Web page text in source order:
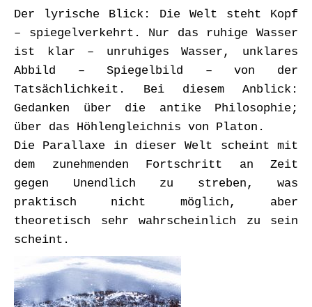
Der lyrische Blick: Die Welt steht Kopf
– spiegelverkehrt. Nur das ruhige Wasser
ist klar – unruhiges Wasser, unklares
Abbild – Spiegelbild – von der
Tatsächlichkeit. Bei diesem Anblick:
Gedanken über die antike Philosophie;
über das Höhlengleichnis von Platon.
Die Parallaxe in dieser Welt scheint mit
dem zunehmenden Fortschritt an Zeit
gegen Unendlich zu streben, was
praktisch nicht möglich, aber
theoretisch sehr wahrscheinlich zu sein
scheint.